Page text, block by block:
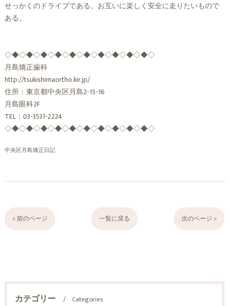
せっかくのドライブである。お互いに楽しく安全に走りたいもので
ある。
◇◆◇◆◇◆◇◆◇◆◇◆◇◆◇◆◇◆◇◆◇
月島矯正歯科
http://tsukishimaortho.kir.jp/
住所：東京都中央区月島2-15-16
月島眼科2F
TEL：03-3531-2224
◇◆◇◆◇◆◇◆◇◆◇◆◇◆◇◆◇◆◇◆◇
中央区月島矯正日記
< 前のページ 一覧に戻る 次のページ >
カテゴリー
Categories